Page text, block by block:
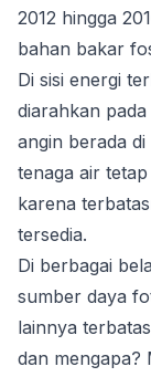
2012 hingga
bahan bakar
Di sisi energi
diarahkan
angin berada
tenaga air
karena
tersedia.
Di berbagai
sumber daya
lainnya
dan mengapa?